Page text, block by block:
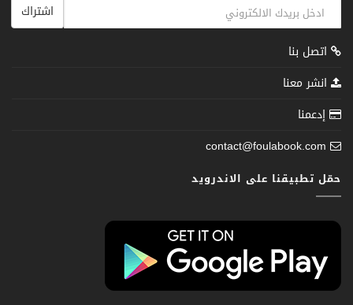
اشتراك
اتصل بنا
انشر معنا
إدعمنا
contact@foulabook.com
حمّل تطبيقنا على الاندرويد